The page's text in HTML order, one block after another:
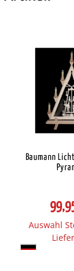
Baumann
Auswahl